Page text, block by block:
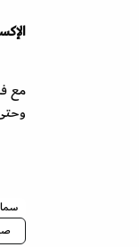
مع